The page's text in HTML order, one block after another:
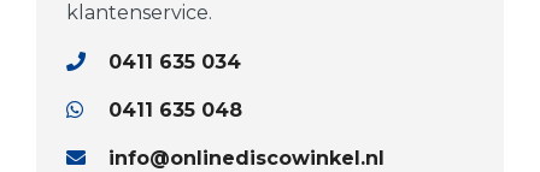
klantenservice.
0411 635 034
0411 635 048
info@onlinediscowinkel.nl